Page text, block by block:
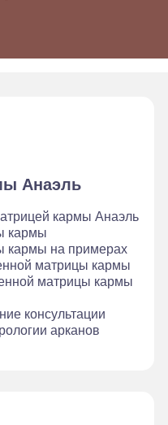
Анаэль
кармы Анаэль
кармы
кармы на примерах
матрицы кармы
матрицы кармы
консультации
арканов